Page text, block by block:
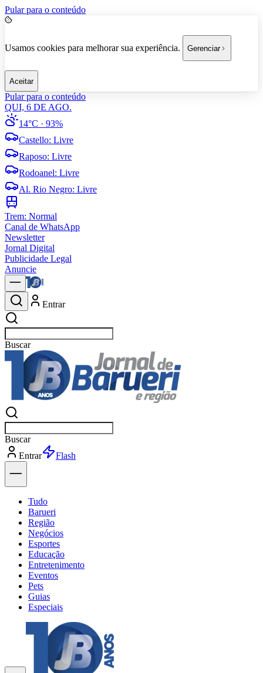
Pular para o conteúdo
Usamos cookies para melhorar sua experiência. Gerenciar
Aceitar
Pular para o conteúdo
QUI, 6 DE AGO.
14°C · 93%
Castello: Livre
Raposo: Livre
Rodoanel: Livre
Al. Rio Negro: Livre
Trem: Normal
Canal de WhatsApp
Newsletter
Jornal Digital
Publicidade Legal
Anuncie
Entrar
Buscar
Buscar
Entrar
Explorar
Tudo
Barueri
Região
Negócios
Esportes
Educação
Entretenimento
Eventos
Pets
Guias
Especiais
Explore Tudo
Últimas Notícias
Previsão do Tempo
Trânsito e Rotas